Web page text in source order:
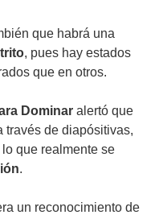
que habrá una
, pues hay estados
que en otros.
Dominar alertó que
través de diapósitivas,
que realmente se
.
un reconocimiento de